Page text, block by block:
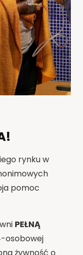
rynku w
pomoc
PEŁNĄ
osobowej